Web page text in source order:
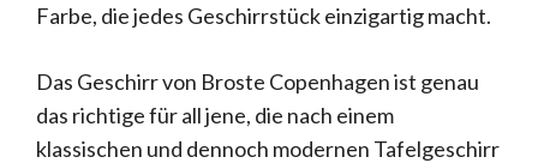
Farbe, die jedes Geschirrstück einzigartig macht.
Das Geschirr von Broste Copenhagen ist genau
das richtige für all jene, die nach einem
klassischen und dennoch modernen Tafelgeschirr